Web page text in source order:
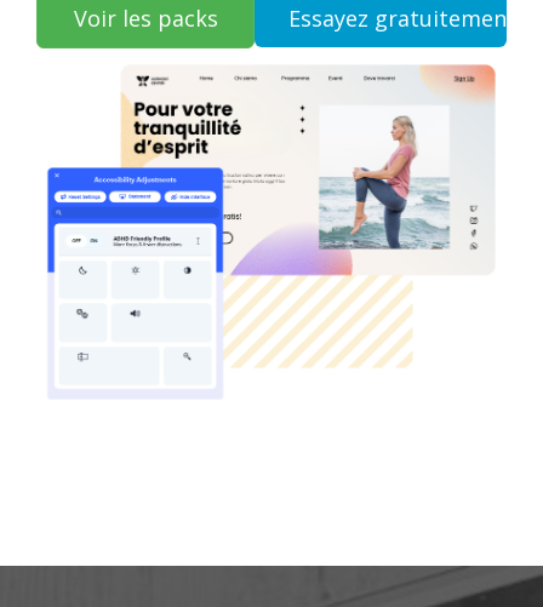
Voir les packs Essayez gratuitement